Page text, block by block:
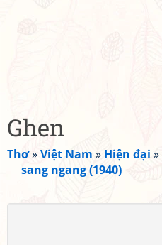
Ghen
Thơ»Việt Nam » Hiện đại »
sang ngang (1940)